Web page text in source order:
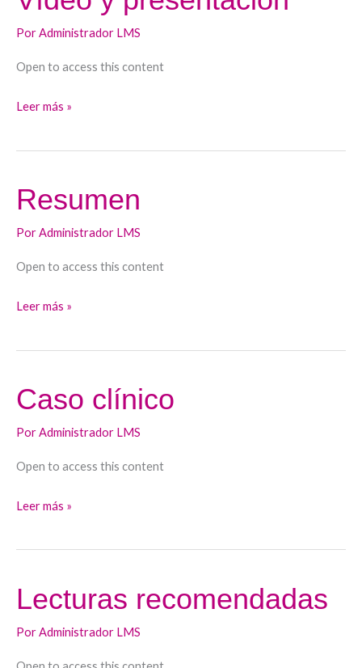
PorAdministrador LMS
Open to access this content
presentación
Leer más »
Resumen
PorAdministrador LMS
Open to access this content
Resumen
Leer más »
Caso clínico
PorAdministrador LMS
Open to access this content
Caso
clínico
Leer más »
Lecturas recomendadas
PorAdministrador LMS
Lecturas
recomendadas